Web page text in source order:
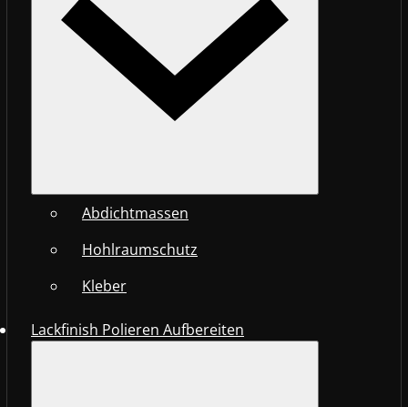
Abdichtmassen
Hohlraumschutz
Kleber
Lackfinish Polieren Aufbereiten